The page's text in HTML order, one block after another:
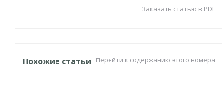
Заказать статью в PDF
Похожие статьи Перейти к содержанию этого номера